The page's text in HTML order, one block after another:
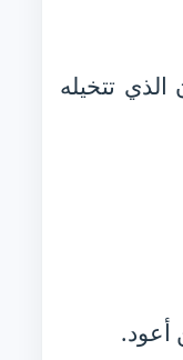
الذي تتخيله
أعود.